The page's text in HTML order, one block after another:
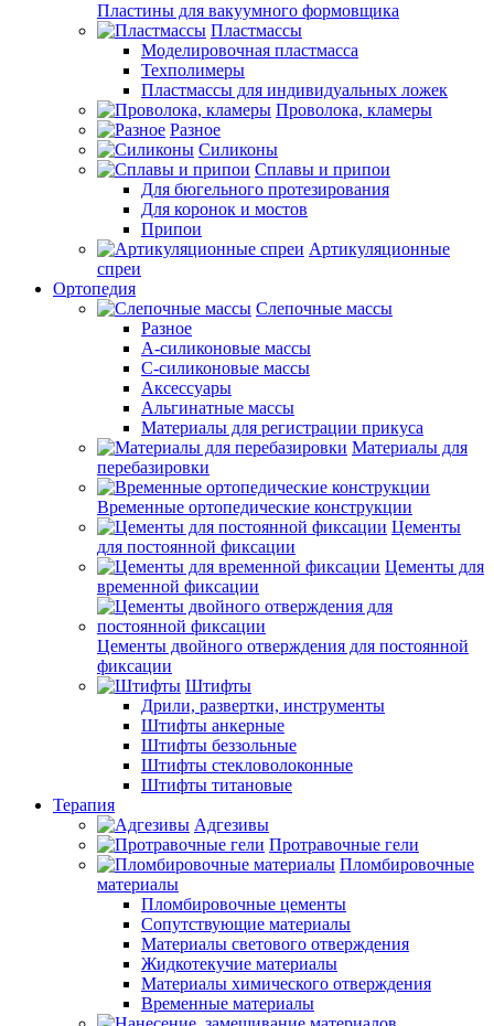
Пластины для вакуумного формовщика
Пластмассы
Моделировочная пластмасса
Техполимеры
Пластмассы для индивидуальных ложек
Проволока, кламеры
Разное
Силиконы
Сплавы и припои
Для бюгельного протезирования
Для коронок и мостов
Припои
Артикуляционные
спреи
Ортопедия
Слепочные массы
Разное
А-силиконовые массы
С-силиконовые массы
Аксессуары
Альгинатные массы
Материалы для регистрации прикуса
Материалы для
перебазировки
Временные ортопедические конструкции
Цементы
для постоянной фиксации
Цементы для
временной фиксации
Цементы двойного отверждения для постоянной
фиксации
Штифты
Дрили, развертки, инструменты
Штифты анкерные
Штифты беззольные
Штифты стекловолоконные
Штифты титановые
Терапия
Адгезивы
Протравочные гели
Пломбировочные
материалы
Пломбировочные цементы
Сопутствующие материалы
Материалы светового отверждения
Жидкотекучие материалы
Материалы химического отверждения
Временные материалы